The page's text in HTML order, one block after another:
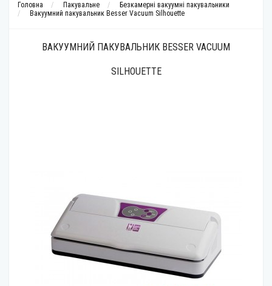
Головна Пакувальне
Безкамерні вакуумні пакувальники
Вакуумний пакувальник Besser Vacuum Silhouette
ВАКУУМНИЙ ПАКУВАЛЬНИК BESSER VACUUM
SILHOUETTE